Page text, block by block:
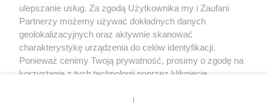
O nas
Informacje prawne
Nasze serwisy
ulepszanie usług. Za zgodą Użytkownika my i Zaufani
Partnerzy możemy używać dokładnych danych
geolokalizacyjnych oraz aktywnie skanować
charakterystykę urządzenia do celów identyfikacji.
Ponieważ cenimy Twoją prywatność, prosimy o zgodę na
korzystanie z tych technologii poprzez kliknięcie
zmienić/wycofać klikając przycisk ustawień prywatności